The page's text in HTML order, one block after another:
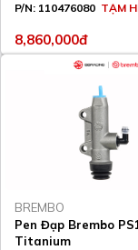
P/N: 110476080 TẠM
8,860,000đ
BREMBO
Pen Đạp Brembo
Titanium